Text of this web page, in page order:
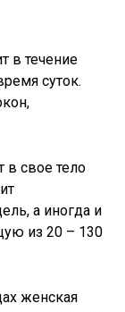
в течение
суток.
в свое тело
а иногда и
из 20 – 130
женская